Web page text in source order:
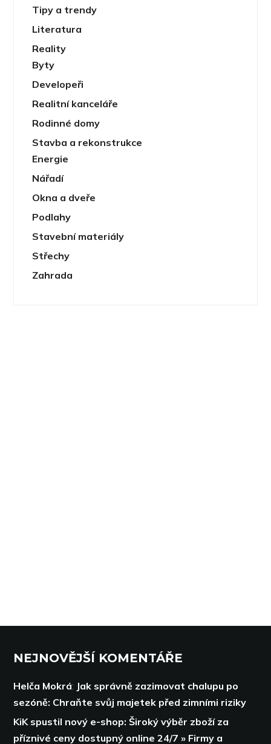
Tipy a trendy
Literatura
Reality
Byty
Developeři
Realitní kanceláře
Rodinné domy
Stavba a rekonstrukce
Energie
Nářadí
Okna a dveře
Podlahy
Stavební materiály
Střechy
Zahrada
NEJNOVĚJŠÍ KOMENTÁŘE
Helča Mokrá: Jak správně zazimovat chalupu po
sezóně: Chraňte svůj majetek před zimními riziky
KiK spustil nový e-shop: Široký výběr zboží za
příznivé ceny dostupný online 24/7 » Firmy a